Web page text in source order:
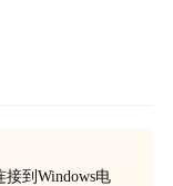
到Windows电